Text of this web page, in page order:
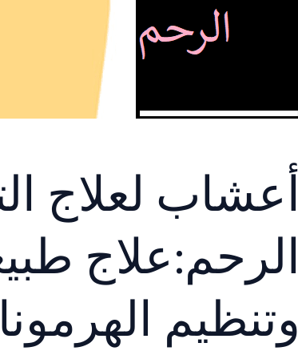
أعشاب لعلاج
الرحم:علاج
وتنظيم